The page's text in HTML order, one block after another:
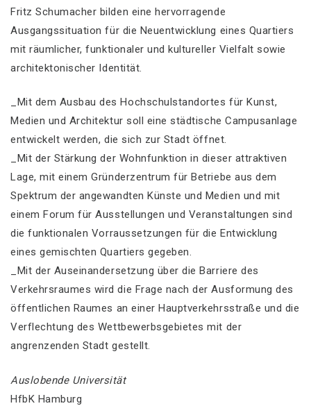
Fritz Schumacher bilden eine hervorragende
Ausgangssituation für die Neuentwicklung eines Quartiers
mit räumlicher, funktionaler und kultureller Vielfalt sowie
architektonischer Identität.
_Mit dem Ausbau des Hochschulstandortes für Kunst,
Medien und Architektur soll eine städtische Campusanlage
entwickelt werden, die sich zur Stadt öffnet.
_Mit der Stärkung der Wohnfunktion in dieser attraktiven
Lage, mit einem Gründerzentrum für Betriebe aus dem
Spektrum der angewandten Künste und Medien und mit
einem Forum für Ausstellungen und Veranstaltungen sind
die funktionalen Vorraussetzungen für die Entwicklung
eines gemischten Quartiers gegeben.
_Mit der Auseinandersetzung über die Barriere des
Verkehrsraumes wird die Frage nach der Ausformung des
öffentlichen Raumes an einer Hauptverkehrsstraße und die
Verflechtung des Wettbewerbsgebietes mit der
angrenzenden Stadt gestellt.
Auslobende Universität
HfbK Hamburg